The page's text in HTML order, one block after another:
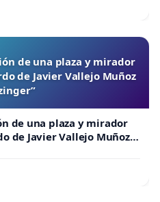
de una plaza y mirador
de Javier Vallejo Muñoz
de una plaza y mirador
de Javier Vallejo Muñoz